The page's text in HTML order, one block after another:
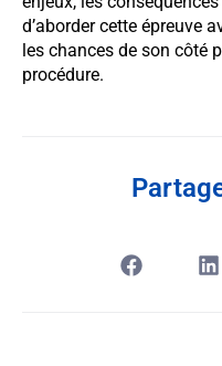
d’aborder cette épreuve
les chances de son côté
procédure.